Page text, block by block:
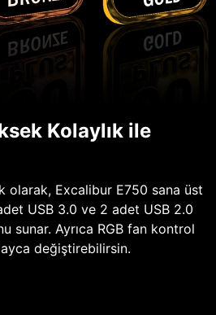
Kolaylık ile
olarak, Excalibur E750 sana üst
USB 3.0 ve 2 adet USB 2.0
sunar. Ayrıca RGB fan kontrol
değiştirebilirsin.